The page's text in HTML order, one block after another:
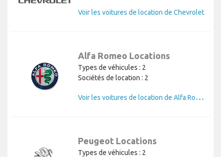
Voir les voitures de location de Chevrolet
Alfa Romeo Locations
Types de véhicules : 2
Sociétés de location : 2
V
oir les voitures de location de Alfa Romeo
Peugeot Locations
Types de véhicules : 2